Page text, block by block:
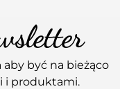
być na bieżąco
i produktami.